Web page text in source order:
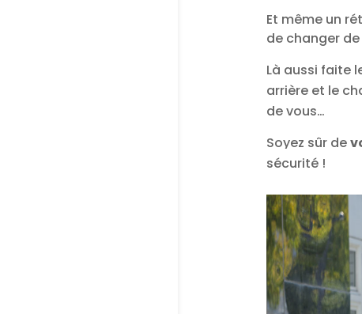
Et même un
de changer
Là aussi faite
arrière et le
de vous…
Soyez sûr de
sécurité !